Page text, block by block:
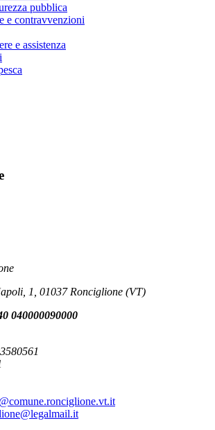
pubblica
e contravvenzioni
e assistenza
1, 01037 Ronciglione (VT)
040000090000